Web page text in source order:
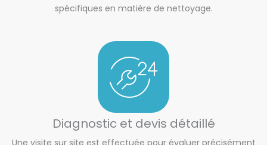
spécifiques en matière de nettoyage.
Diagnostic et devis détaillé